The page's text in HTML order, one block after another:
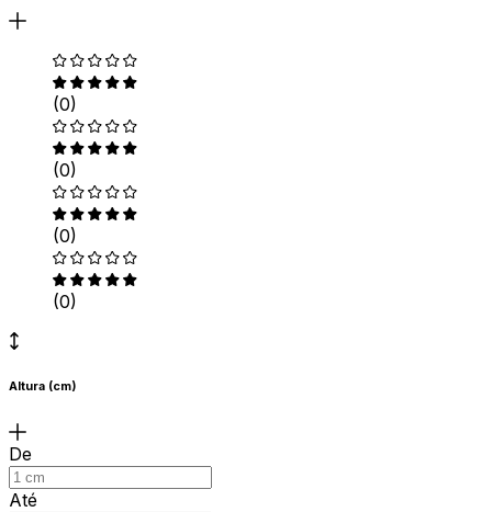
(0)
(0)
(0)
(0)
Altura (cm)
De
Até